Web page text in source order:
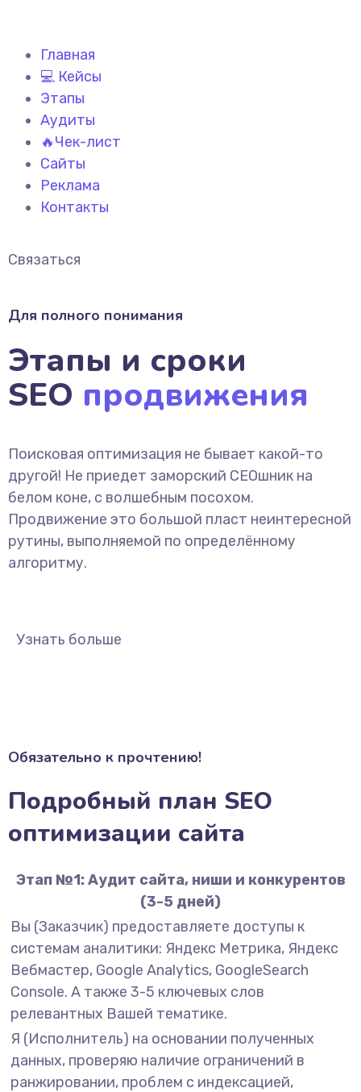
Главная
💻 Кейсы
Этапы
Аудиты
🔥Чек-лист
Сайты
Реклама
Контакты
Связаться
Для полного понимания
Этапы и сроки
SEO продвижения
Поисковая оптимизация не бывает какой-то
другой! Не приедет заморский СЕОшник на
белом коне, с волшебным посохом.
Продвижение это большой пласт неинтересной
рутины, выполняемой по определённому
алгоритму.
Узнать больше
Обязательно к прочтению!
Подробный план SEO
оптимизации сайта
Этап №1: Аудит сайта, ниши и конкурентов
(3-5 дней)
Вы (Заказчик) предоставляете доступы к
системам аналитики: Яндекс Метрика, Яндекс
Вебмастер, Google Analytics, GoogleSearch
Console. А также 3-5 ключевых слов
релевантных Вашей тематике.
Я (Исполнитель) на основании полученных
данных, проверяю наличие ограничений в
ранжировании, проблем с индексацией,